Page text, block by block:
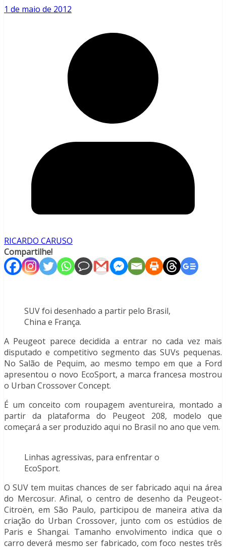
1 de maio de 2012
RICARDO CARUSO
Compartilhe!
SUV foi desenhado a partir pelo Brasil,
China e França.
A Peugeot parece decidida a entrar no cada vez mais
disputado e competitivo segmento das SUVs pequenas.
No Salão de Pequim, ao mesmo tempo em que a Ford
apresentou o novo EcoSport, a marca francesa mostrou
o Urban Crossover Concept.
É um conceito com roupagem aventureira, montado a
partir da plataforma do Peugeot 208, modelo que
começará a ser produzido aqui no Brasil no ano que vem.
Linhas agressivas, para enfrentar o
EcoSport.
O SUV tem muitas chances de ser fabricado aqui na área
do Mercosur. Afinal, o centro de desenho da Peugeot-
Citroën, em São Paulo, participou de maneira ativa da
criação do Urban Crossover, junto com os estúdios de
Paris e Shangai. Tamanho envolvimento indica que o
carro deverá mesmo ser fabricado, com foco nestes três